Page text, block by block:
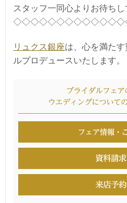
スタッフ一同心よりお待ち
リュクス銀座は、心を満た
ルプロデュースいたします。